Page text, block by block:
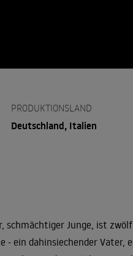
PRODUKTIONSLAND
Deutschland, Italien
Junge, ist
- ein dahinsiechender Vater,